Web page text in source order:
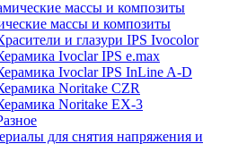
массы и композиты
и глазури IPS Ivocolor
Ivoclar IPS e.max
Ivoclar IPS InLine A-D
Noritake CZR
Noritake EX-3